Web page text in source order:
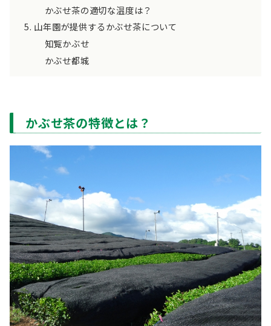
かぶせ茶の適切な温度は？
山年園が提供するかぶせ茶について
知覧かぶせ
かぶせ都城
かぶせ茶の特徴とは？